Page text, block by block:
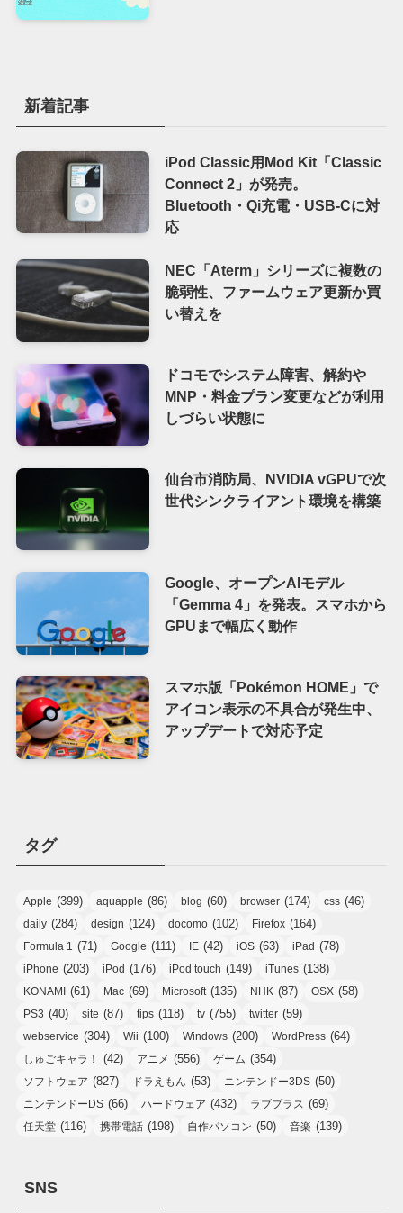
新着記事
iPod Classic用Mod Kit「Classic
Connect 2」が発売。
Bluetooth・Qi充電・USB-Cに対
応
NEC「Aterm」シリーズに複数の
脆弱性、ファームウェア更新か買
い替えを
ドコモでシステム障害、解約や
MNP・料金プラン変更などが利用
しづらい状態に
仙台市消防局、NVIDIA vGPUで次
世代シンクライアント環境を構築
Google、オープンAIモデル
「Gemma 4」を発表。スマホから
GPUまで幅広く動作
スマホ版「Pokémon HOME」で
アイコン表示の不具合が発生中、
アップデートで対応予定
タグ
Apple (399) aquapple (86) blog (60) browser (174) css (46)
daily (284) design (124) docomo (102) Firefox (164)
Formula 1 (71) Google (111) IE (42) iOS (63) iPad (78)
iPhone (203) iPod (176) iPod touch (149) iTunes (138)
KONAMI (61) Mac (69) Microsoft(135) NHK (87) OSX (58)
PS3 (40) site (87) tips (118) tv (755) twitter (59)
webservice (304) Wii (100) Windows (200) WordPress (64)
しゅごキャラ！ (42) アニメ (556) ゲーム (354)
ソフトウェア (827) ドラえもん (53) ニンテンドー3DS (50)
ニンテンドーDS (66) ハードウェア (432) ラブプラス (69)
任天堂 (116) 携帯電話 (198) 自作パソコン (50) 音楽 (139)
SNS